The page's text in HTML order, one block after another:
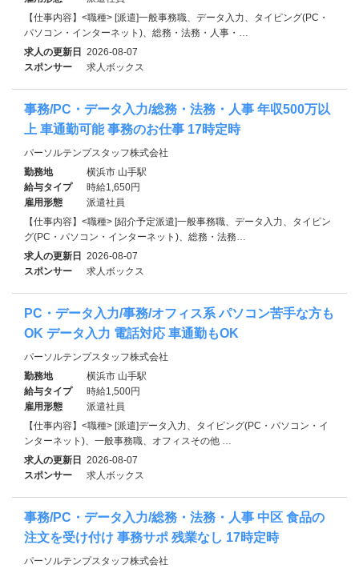
【仕事内容】<職種> [派遣]一般事務職、データ入力、タイピング(PC・
パソコン・インターネット)、総務・法務・人事・…
求人の更新日 2026-08-07
スポンサー
求人ボックス
事務/PC・データ入力/総務・法務・人事 年収500万以
上 車通勤可能 事務のお仕事 17時定時
パーソルテンプスタッフ株式会社
勤務地
横浜市 山手駅
給与タイプ
時給1,650円
雇用形態
派遣社員
【仕事内容】<職種> [紹介予定派遣]一般事務職、データ入力、タイピン
グ(PC・パソコン・インターネット)、総務・法務…
求人の更新日 2026-08-07
スポンサー
求人ボックス
PC・データ入力/事務/オフィス系 パソコン苦手な方も
OK データ入力 電話対応 車通勤もOK
パーソルテンプスタッフ株式会社
勤務地
横浜市 山手駅
給与タイプ
時給1,500円
雇用形態
派遣社員
【仕事内容】<職種> [派遣]データ入力、タイピング(PC・パソコン・イ
ンターネット)、一般事務職、オフィスその他 …
求人の更新日 2026-08-07
スポンサー
求人ボックス
事務/PC・データ入力/総務・法務・人事 中区 食品の
注文を受け付け 事務サポ 残業なし 17時定時
パーソルテンプスタッフ株式会社